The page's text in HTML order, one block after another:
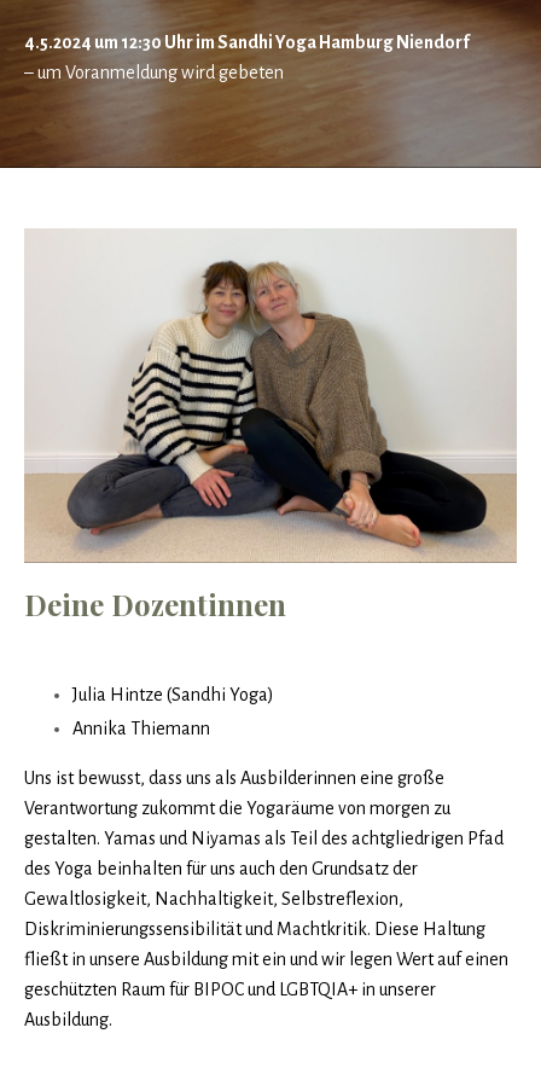
4.5.2024 um 12:30 Uhr im Sandhi Yoga Hamburg Niendorf
– um Voranmeldung wird gebeten
Deine Dozentinnen
Julia Hintze (Sandhi Yoga)
Annika Thiemann
Uns ist bewusst, dass uns als Ausbilderinnen eine große
Verantwortung zukommt die Yogaräume von morgen zu
gestalten. Yamas und Niyamas als Teil des achtgliedrigen Pfad
des Yoga beinhalten für uns auch den Grundsatz der
Gewaltlosigkeit, Nachhaltigkeit, Selbstreflexion,
Diskriminierungssensibilität und Machtkritik. Diese Haltung
fließt in unsere Ausbildung mit ein und wir legen Wert auf einen
geschützten Raum für BIPOC und LGBTQIA+ in unserer
Ausbildung.